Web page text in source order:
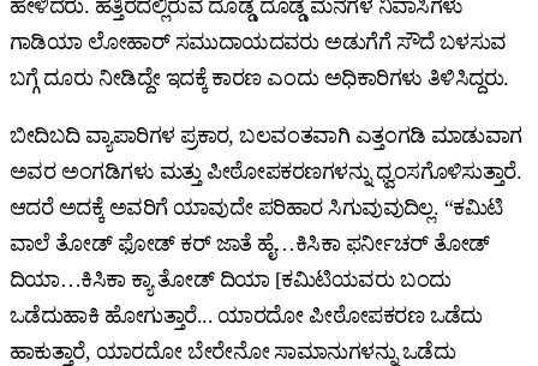
ಹೇಳಿದರು. ಹತ್ತಿರದಲ್ಲಿರುವ ದೊಡ್ಡ ದೊಡ್ಡ ಮನೆಗಳ ನಿವಾಸಿಗಳು
ಗಾಡಿಯಾ ಲೋಹಾರ್ ಸಮುದಾಯದವರು ಅಡುಗೆಗೆ ಸೌದೆ ಬಳಸುವ
ಬಗ್ಗೆ ದೂರು ನೀಡಿದ್ದೇ ಇದಕ್ಕೆ ಕಾರಣ ಎಂದು ಅಧಿಕಾರಿಗಳು ತಿಳಿಸಿದ್ದರು.
ಬೀದಿಬದಿ ವ್ಯಾಪಾರಿಗಳ ಪ್ರಕಾರ, ಬಲವಂತವಾಗಿ ಎತ್ತಂಗಡಿ ಮಾಡುವಾಗ
ಅವರ ಅಂಗಡಿಗಳು ಮತ್ತು ಪೀಠೋಪಕರಣಗಳನ್ನು ಧ್ವಂಸಗೊಳಿಸುತ್ತಾರೆ.
ಆದರೆ ಅದಕ್ಕೆ ಅವರಿಗೆ ಯಾವುದೇ ಪರಿಹಾರ ಸಿಗುವುವುದಿಲ್ಲ. “ಕಮಿಟಿ
ವಾಲೆ ತೋಡ್‌ ಫೋಡ್‌ ಕರ್‌ ಜಾತೆ ಹೈ…ಕಿಸಿಕಾ ಫರ್ನೀಚರ್‌ ತೋಡ್‌
ದಿಯಾ…ಕಿಸಿಕಾ ಕ್ಯಾ ತೋಡ್‌ ದಿಯಾ [ಕಮಿಟಿಯವರು ಬಂದು
ಒಡೆದುಹಾಕಿ ಹೋಗುತ್ತಾರೆ... ಯಾರದೋ ಪೀಠೋಪಕರಣ ಒಡೆದು
ಹಾಕುತ್ತಾರೆ, ಯಾರದೋ ಬೇರೇನೋ ಸಾಮಾನುಗಳನ್ನು ಒಡೆದು